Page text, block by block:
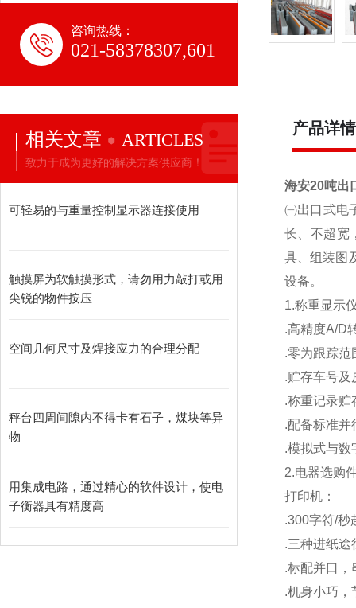
咨询热线：
021-58378307,601
相关文章 ARTICLES
致力于成为更好的解决方案供应商！
可轻易的与重量控制显示器连接使用
触摸屏为软触摸形式，请勿用力敲打或用
尖锐的物件按压
空间几何尺寸及焊接应力的合理分配
秤台四周间隙内不得卡有石子，煤块等异
物
用集成电路，通过精心的软件设计，使电
子衡器具有精度高
产品详情
海安20吨出
㈠出口式电
长、不超宽
具、组装图
设备。
1.称重显示
.高精度A/D
.零为跟踪范
.贮存车号及
.称重记录贮
.配备标准并
.模拟式与数
2.电器选购
打印机：
.300字符/秒
.三种进纸途
.标配并口，
.机身小巧，